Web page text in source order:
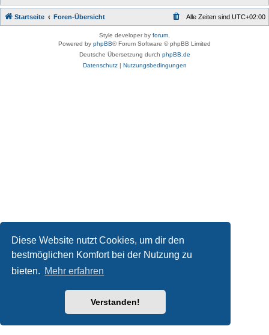
Diese Website nutzt Cookies, um dir den
bestmöglichen Komfort bei der Nutzung zu
bieten. Mehr erfahren
Verstanden!
Startseite Foren-Übersicht Alle Zeiten sind UTC+02:00
Style developer by forum
Powered by phpBB® Forum Software © phpBB Limited
Deutsche Übersetzung durch phpBB.de
Datenschutz| Nutzungsbedingungen